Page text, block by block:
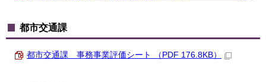
都市交通課
都市交通課 事務事業評価シート （PDF 176.8KB）